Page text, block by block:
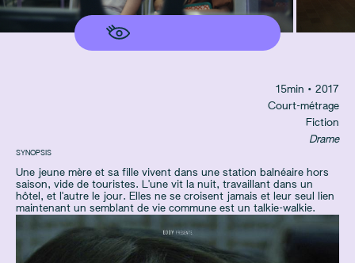
SYNOPSIS
Une jeune mère et sa fille vivent dans une station balnéaire hors
saison, vide de touristes. L'une vit la nuit, travaillant dans un
hôtel, et l'autre le jour. Elles ne se croisent jamais et leur seul lien
maintenant un semblant de vie commune est un talkie-walkie.
15min • 2017
Court-métrage
Fiction
Drame